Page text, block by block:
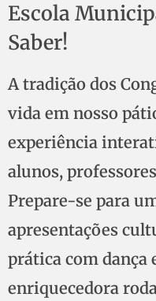
Escola
Saber!
A tradição dos
vida em nosso
experiência
alunos,
Prepare-se para
apresentações
prática com dança
enriquecedora